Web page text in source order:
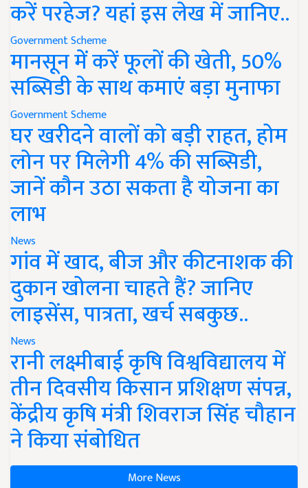
करें परहेज? यहां इस लेख में जानिए..
Government Scheme
मानसून में करें फूलों की खेती, 50%
सब्सिडी के साथ कमाएं बड़ा मुनाफा
Government Scheme
घर खरीदने वालों को बड़ी राहत, होम
लोन पर मिलेगी 4% की सब्सिडी,
जानें कौन उठा सकता है योजना का
लाभ
News
गांव में खाद, बीज और कीटनाशक की
दुकान खोलना चाहते हैं? जानिए
लाइसेंस, पात्रता, खर्च सबकुछ..
News
रानी लक्ष्मीबाई कृषि विश्वविद्यालय में
तीन दिवसीय किसान प्रशिक्षण संपन्न,
केंद्रीय कृषि मंत्री शिवराज सिंह चौहान
ने किया संबोधित
More News